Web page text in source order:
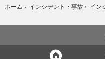
ホーム › インシデント・事故 › イン